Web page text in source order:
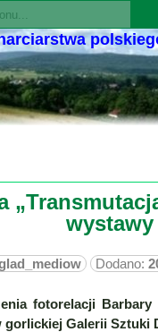
wystawy
Dodano:
fotorelacji
gorlickiej Galerii Sztuki